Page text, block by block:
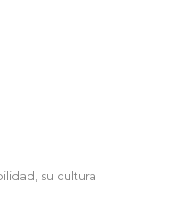
su cultura